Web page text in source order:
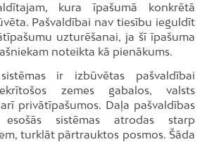
kura īpašumā konkrētā
Pašvaldībai nav tiesību ieguldīt
uzturēšanai, ja šī īpašuma
noteikta kā pienākums.
ir izbūvētas pašvaldībai
zemes gabalos, valsts
privātīpašumos. Daļa pašvaldības
esošās sistēmas atrodas starp
turklāt pārtrauktos posmos. Šāda